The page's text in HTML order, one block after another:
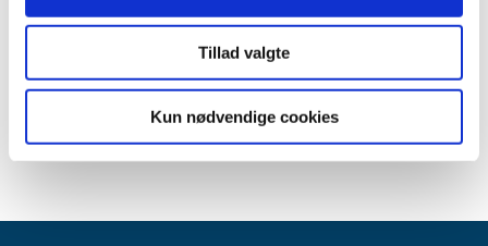
Tillad valgte
Kun nødvendige cookies
Generelle tilskud til medicin